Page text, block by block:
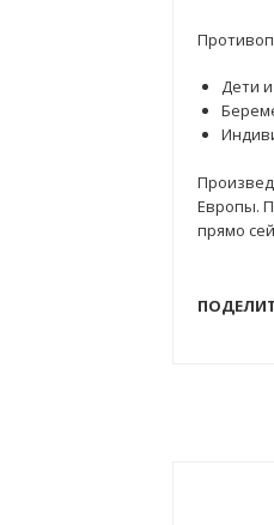
Дети
Европы.
прямо